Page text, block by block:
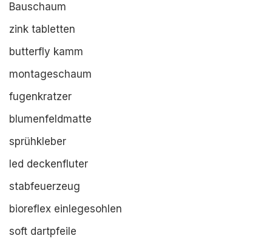
Bauschaum
zink tabletten
butterfly kamm
montageschaum
fugenkratzer
blumenfeldmatte
sprühkleber
led deckenfluter
stabfeuerzeug
bioreflex einlegesohlen
soft dartpfeile